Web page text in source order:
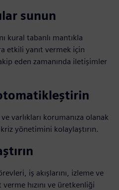
sunun
kural tabanlı mantıkla
etkili yanıt vermek için
eden zamanında iletişimler
varlıkları korumanıza olanak
yönetimini kolaylaştırın.
iş akışlarını, izleme ve
hızını ve üretkenliği